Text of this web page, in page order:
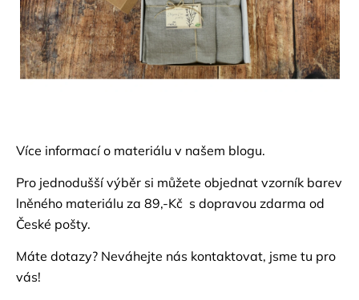
Více informací o materiálu v našem blogu.
Pro jednodušší výběr si můžete objednat vzorník barev
lněného materiálu za 89,-Kč s dopravou zdarma od
České pošty.
Máte dotazy? Neváhejte nás kontaktovat, jsme tu pro
vás!